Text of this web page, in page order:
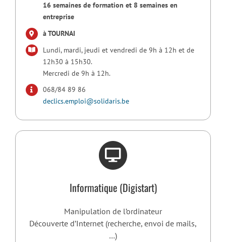
16 semaines de formation et 8 semaines en
entreprise
à TOURNAI
Lundi, mardi, jeudi et vendredi de 9h à 12h et de
12h30 à 15h30.
Mercredi de 9h à 12h.
068/84 89 86
declics.emploi@solidaris.be
Informatique (Digistart)
Manipulation de l’ordinateur
Découverte d’Internet (recherche, envoi de mails,
…)